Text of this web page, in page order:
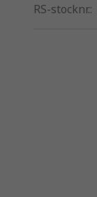
RS-stocknr.: